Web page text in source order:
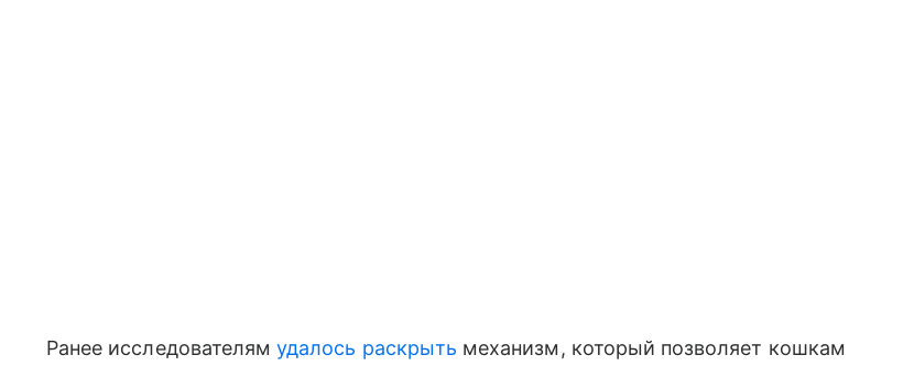
Ранее исследователямудалось раскрыть механизм, который позволяет кошкам